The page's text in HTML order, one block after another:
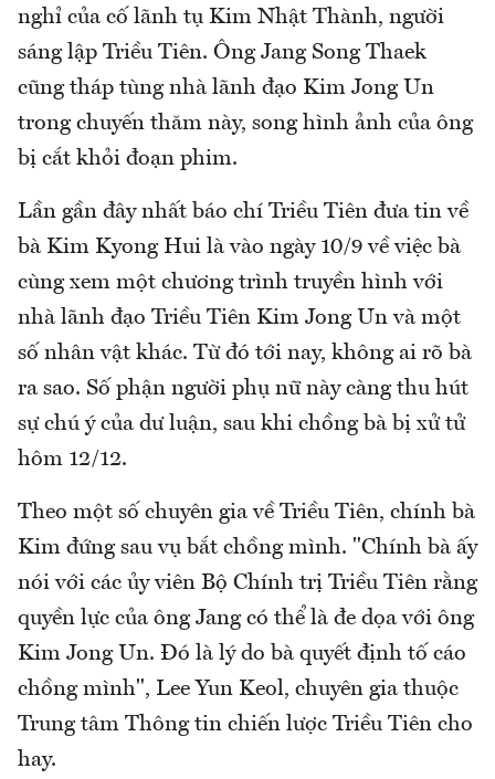
nghỉ của cố lãnh tụ Kim Nhật Thành, người
sáng lập Triều Tiên. Ông Jang Song Thaek
cũng tháp tùng nhà lãnh đạo Kim Jong Un
trong chuyến thăm này, song hình ảnh của ông
bị cắt khỏi đoạn phim.
Lần gần đây nhất báo chí Triều Tiên đưa tin về
bà Kim Kyong Hui là vào ngày 10/9 về việc bà
cùng xem một chương trình truyền hình với
nhà lãnh đạo Triều Tiên Kim Jong Un và một
số nhân vật khác. Từ đó tới nay, không ai rõ bà
ra sao. Số phận người phụ nữ này càng thu hút
sự chú ý của dư luận, sau khi chồng bà bị xử tử
hôm 12/12.
Theo một số chuyên gia về Triều Tiên, chính bà
Kim đứng sau vụ bắt chồng mình. "Chính bà ấy
nói với các ủy viên Bộ Chính trị Triều Tiên rằng
quyền lực của ông Jang có thể là đe dọa với ông
Kim Jong Un. Đó là lý do bà quyết định tố cáo
chồng mình", Lee Yun Keol, chuyên gia thuộc
Trung tâm Thông tin chiến lược Triều Tiên cho
hay.